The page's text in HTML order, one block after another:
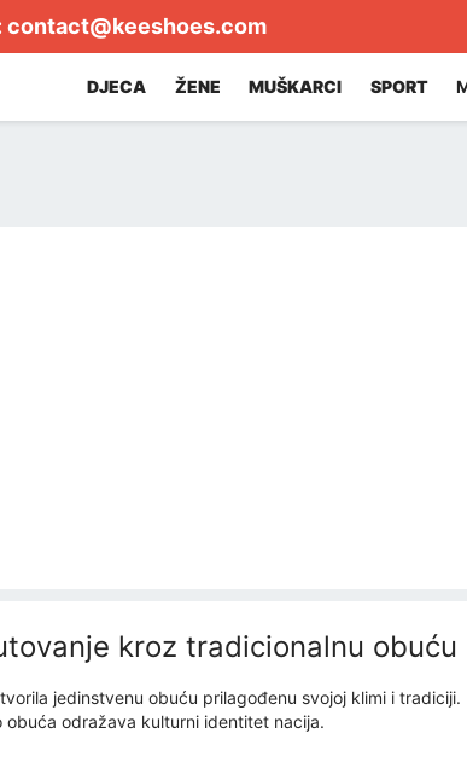
contact@keeshoes.com
DJECA ŽENE MUŠKARCI SPORT
kroz tradicionalnu obuću
jedinstvenu obuću prilagođenu svojoj klimi i tradiciji.
odražava kulturni identitet nacija.